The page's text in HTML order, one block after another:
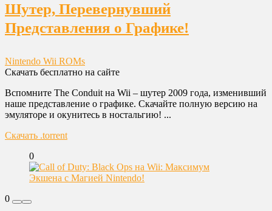
Шутер, Перевернувший
Представления о Графике!
Nintendo Wii ROMs
Скачать бесплатно на сайте
Вспомните The Conduit на Wii – шутер 2009 года, изменивший
наше представление о графике. Скачайте полную версию на
эмуляторе и окунитесь в ностальгию! ...
Скачать .torrent
0
0